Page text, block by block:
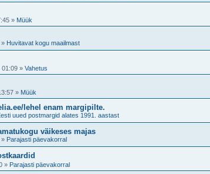
» Müük
» Huvitavat kogu maailmast
01:09 » Vahetus
» Müük
lehel enam margipilte.
uued postmargid alates 1991. aastast
väikeses majas
» Parajasti päevakorral
» Parajasti päevakorral